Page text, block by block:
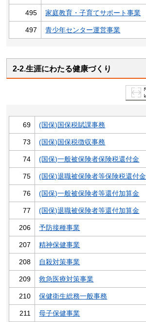
495 家庭教育・子育てサポート事業
497 青少年センター運営事業
2-2.生涯にわたる健康づくり
69 (国保)国保税賦課事務
73 (国保)国保税徴収事務
74 (国保)一般被保険者保険税還付金
75 (国保)退職被保険者等保険税還付金
76 (国保)一般被保険者等還付加算金
77 (国保)退職被保険者等還付加算金
206 予防接種事業
207 精神保健事業
208 自殺対策事業
209 救急医療対策事業
210 保健衛生総務一般事務
211 母子保健事業